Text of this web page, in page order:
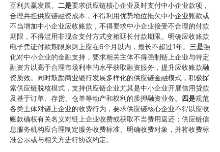
互利共赢发展。 二是要求供应链核心企业及时支付中小企业款项，
合理共担供应链融资成本，不得利用优势地位拖欠中小企业账款或
不当增加中小企业应收账款，不得要求中小企业接受不合理的付款
期限，不得滥用非现金支付方式变相延长付款期限。明确应收账款
电子凭证付款期限原则上应在6个月以内，最长不超过1年。 三是强
化对中小企业的金融支持，要求相关主体不得强制链上企业与特定
融资方以高于合理市场利率的水平获取融资服务，提升应收账款融
资质效。同时鼓励商业银行发展多样化的供应链金融模式，积极探
索供应链脱核模式，支持供应链企业尤其是中小企业开展信用贷款
及基于订单、存货、仓单等动产和权利的质押融资业务。 四是规范
各类主体对链上企业的收费行为，要求供应链核心企业不得以应收
账款确权有关名义对链上企业收费或获取不当费用返还；供应链信
息服务机构应合理制定服务收费标准、明确收费对象，并将收费标
准公示或与相关方进行协议约定。